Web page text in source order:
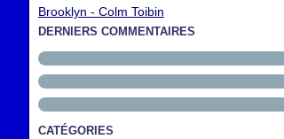
Brooklyn - Colm Toibin
DERNIERS COMMENTAIRES
CATÉGORIES